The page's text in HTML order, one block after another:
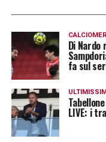
Di
fa sul
LIVE: i